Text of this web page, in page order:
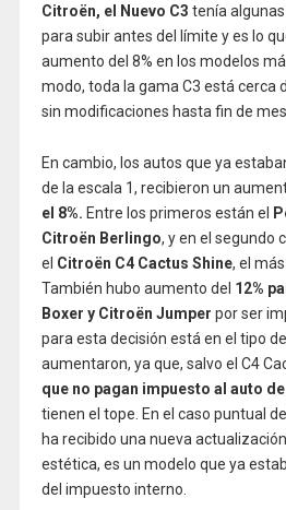
Citroën, el Nuevo C3 tenía
para subir antes del límite y es lo
aumento del 8% en los modelos
modo, toda la gama C3 está cerca
sin modificaciones hasta fin de mes.
En cambio, los autos que ya
de la escala 1, recibieron un
el 8%. Entre los primeros están el
Citroën Berlingo, y en el segundo
el Citroën C4 Cactus Shine, el
También hubo aumento del 12%
Boxer y Citroën Jumper por ser
para esta decisión está en el tipo
aumentaron, ya que, salvo el C4
que no pagan impuesto al auto
tienen el tope. En el caso puntual
ha recibido una nueva
estética, es un modelo que ya
del impuesto interno.